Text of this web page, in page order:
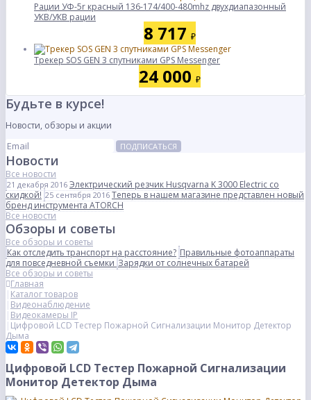
Рации УФ-5r красный 136-174/400-480mhz двухдиапазонный
УКВ/УКВ рации
8 717 ₽
Трекер SOS GEN 3 спутниками GPS Messenger
24 000 ₽
Будьте в курсе!
Новости, обзоры и акции
ПОДПИСАТЬСЯ
Новости
Все новости
21 декабря 2016 Электрический резчик Husqvarna K 3000 Electric со
скидкой! 25 сентября 2016 Теперь в нашем магазине представлен новый
бренд инструмента ATORCH
Все новости
Обзоры и советы
Все обзоры и советы
Как отследить транспорт на расстояние? Правильные фотоаппараты
для повседневной съемкиЗарядки от солнечных батарей
Все обзоры и советы
Главная
Каталог товаров
Видеонаблюдение
Видеокамеры IP
Цифровой LCD Тестер Пожарной Сигнализации Монитор Детектор
Дыма
Цифровой LCD Тестер Пожарной Сигнализации
Монитор Детектор Дыма